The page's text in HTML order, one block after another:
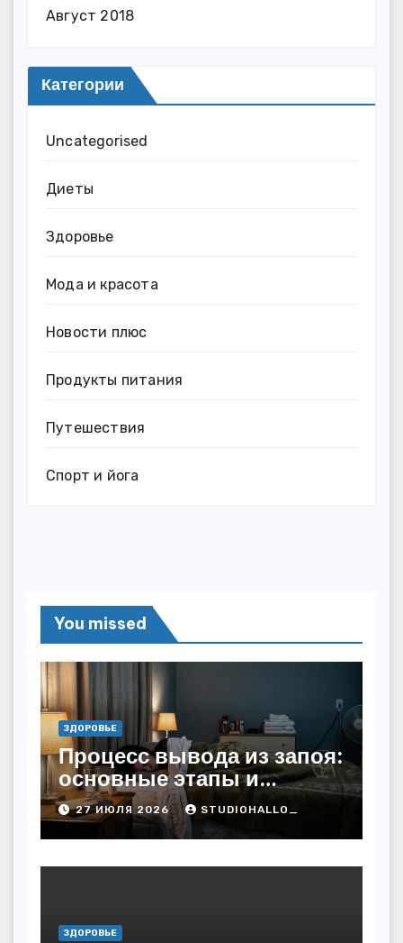
Август 2018
Категории
Uncategorised
Диеты
Здоровье
Мода и красота
Новости плюс
Продукты питания
Путешествия
Спорт и йога
You missed
ЗДОРОВЬЕ
Процесс вывода из запоя:
основные этапы и
методы
27 ИЮЛЯ 2026 STUDIOHALLO_
ЗДОРОВЬЕ